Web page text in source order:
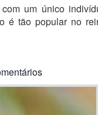
um único
é tão popular no